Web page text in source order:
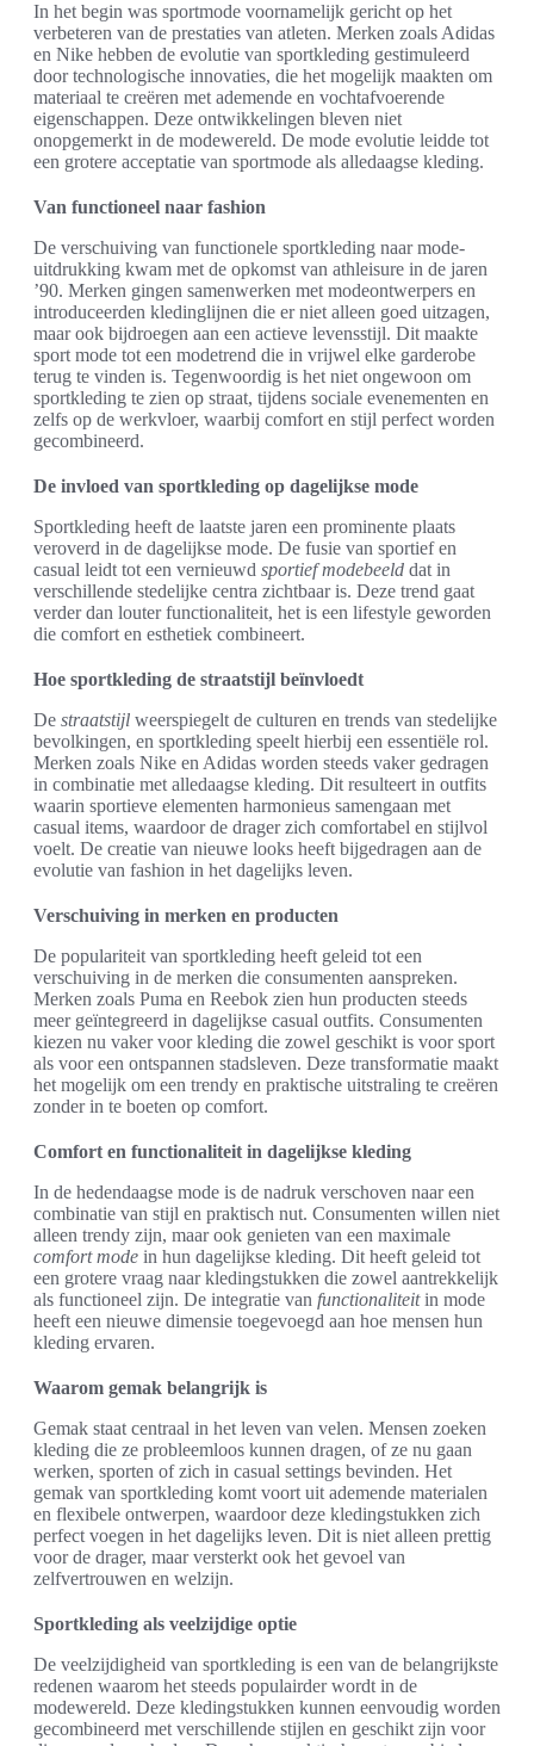
In het begin was sportmode voornamelijk gericht op het
verbeteren van de prestaties van atleten. Merken zoals Adidas
en Nike hebben de evolutie van sportkleding gestimuleerd
door technologische innovaties, die het mogelijk maakten om
materiaal te creëren met ademende en vochtafvoerende
eigenschappen. Deze ontwikkelingen bleven niet
onopgemerkt in de modewereld. De mode evolutie leidde tot
een grotere acceptatie van sportmode als alledaagse kleding.
Van functioneel naar fashion
De verschuiving van functionele sportkleding naar mode-
uitdrukking kwam met de opkomst van athleisure in de jaren
’90. Merken gingen samenwerken met modeontwerpers en
introduceerden kledinglijnen die er niet alleen goed uitzagen,
maar ook bijdroegen aan een actieve levensstijl. Dit maakte
sport mode tot een modetrend die in vrijwel elke garderobe
terug te vinden is. Tegenwoordig is het niet ongewoon om
sportkleding te zien op straat, tijdens sociale evenementen en
zelfs op de werkvloer, waarbij comfort en stijl perfect worden
gecombineerd.
De invloed van sportkleding op dagelijkse mode
Sportkleding heeft de laatste jaren een prominente plaats
veroverd in de dagelijkse mode. De fusie van sportief en
casual leidt tot een vernieuwd sportief modebeeld dat in
verschillende stedelijke centra zichtbaar is. Deze trend gaat
verder dan louter functionaliteit, het is een lifestyle geworden
die comfort en esthetiek combineert.
Hoe sportkleding de straatstijl beïnvloedt
De straatstijl weerspiegelt de culturen en trends van stedelijke
bevolkingen, en sportkleding speelt hierbij een essentiële rol.
Merken zoals Nike en Adidas worden steeds vaker gedragen
in combinatie met alledaagse kleding. Dit resulteert in outfits
waarin sportieve elementen harmonieus samengaan met
casual items, waardoor de drager zich comfortabel en stijlvol
voelt. De creatie van nieuwe looks heeft bijgedragen aan de
evolutie van fashion in het dagelijks leven.
Verschuiving in merken en producten
De populariteit van sportkleding heeft geleid tot een
verschuiving in de merken die consumenten aanspreken.
Merken zoals Puma en Reebok zien hun producten steeds
meer geïntegreerd in dagelijkse casual outfits. Consumenten
kiezen nu vaker voor kleding die zowel geschikt is voor sport
als voor een ontspannen stadsleven. Deze transformatie maakt
het mogelijk om een trendy en praktische uitstraling te creëren
zonder in te boeten op comfort.
Comfort en functionaliteit in dagelijkse kleding
In de hedendaagse mode is de nadruk verschoven naar een
combinatie van stijl en praktisch nut. Consumenten willen niet
alleen trendy zijn, maar ook genieten van een maximale
comfort mode in hun dagelijkse kleding. Dit heeft geleid tot
een grotere vraag naar kledingstukken die zowel aantrekkelijk
als functioneel zijn. De integratie van functionaliteitin mode
heeft een nieuwe dimensie toegevoegd aan hoe mensen hun
kleding ervaren.
Waarom gemak belangrijk is
Gemak staat centraal in het leven van velen. Mensen zoeken
kleding die ze probleemloos kunnen dragen, of ze nu gaan
werken, sporten of zich in casual settings bevinden. Het
gemak van sportkleding komt voort uit ademende materialen
en flexibele ontwerpen, waardoor deze kledingstukken zich
perfect voegen in het dagelijks leven. Dit is niet alleen prettig
voor de drager, maar versterkt ook het gevoel van
zelfvertrouwen en welzijn.
Sportkleding als veelzijdige optie
De veelzijdigheid van sportkleding is een van de belangrijkste
redenen waarom het steeds populairder wordt in de
modewereld. Deze kledingstukken kunnen eenvoudig worden
gecombineerd met verschillende stijlen en geschikt zijn voor